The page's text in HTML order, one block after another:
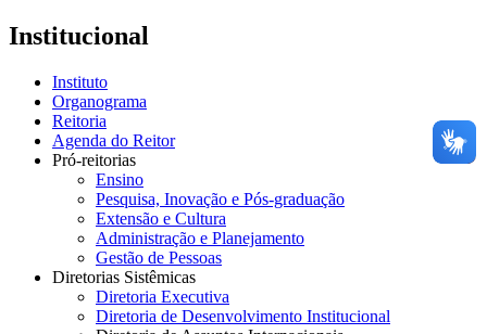
Institucional
Instituto
Organograma
Reitoria
Agenda do Reitor
Pró-reitorias
Ensino
Pesquisa, Inovação e Pós-graduação
Extensão e Cultura
Administração e Planejamento
Gestão de Pessoas
Diretorias Sistêmicas
Diretoria Executiva
Diretoria de Desenvolvimento Institucional